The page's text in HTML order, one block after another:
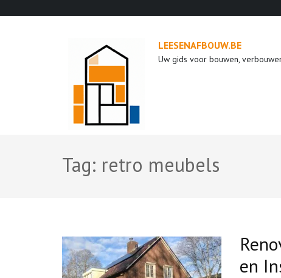
LEESENAFBOUW.BE
Uw gids voor bouwen,
Tag: retro meubels
en